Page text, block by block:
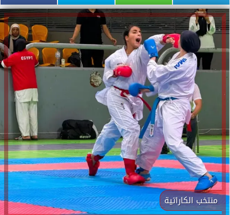
منتخب الكاراتية